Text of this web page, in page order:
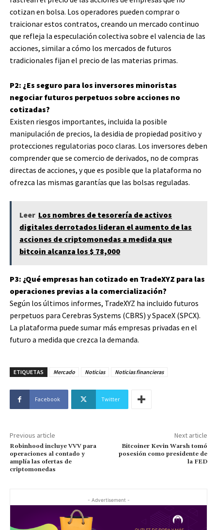
cotizan en bolsa. Los operadores pueden comprar o
traicionar estos contratos, creando un mercado continuo
que refleja la especulación colectiva sobre el valencia de las
acciones, similar a cómo los mercados de futuros
tradicionales fijan el precio de las materias primas.
P2: ¿Es seguro para los inversores minoristas
negociar futuros perpetuos sobre acciones no
cotizadas?
Existen riesgos importantes, incluida la posible
manipulación de precios, la desidia de propiedad positivo y
protecciones regulatorias poco claras. Los inversores deben
comprender que se comercio de derivados, no de compras
directas de acciones, y que es posible que la plataforma no
ofrezca las mismas garantías que las bolsas reguladas.
Leer Los nombres de tesorería de activos
digitales derrotados lideran el aumento de las
acciones de criptomonedas a medida que
bitcoin alcanza los $ 78,000
P3: ¿Qué empresas han cotizado en TradeXYZ para las
operaciones previas a la comercialización?
Según los últimos informes, TradeXYZ ha incluido futuros
perpetuos para Cerebras Systems (CBRS) y SpaceX (SPCX).
La plataforma puede sumar más empresas privadas en el
futuro a medida que crezca la demanda.
ETIQUETAS Mercado Noticias Noticias financieras
Facebook Twitter
Previous article
Robinhood incluye VVV para
operaciones al contado y
amplía las ofertas de
criptomonedas
Next article
Bitcoiner Kevin Warsh tomó
posesión como presidente de
la FED
- Advertisement -